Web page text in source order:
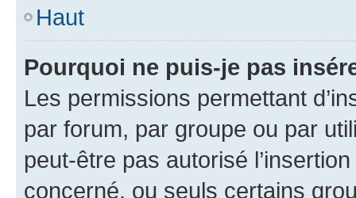
Haut
Pourquoi ne puis-je pas
Les permissions permettant
par forum, par groupe ou par
peut-être pas autorisé
concerné, ou seuls certains